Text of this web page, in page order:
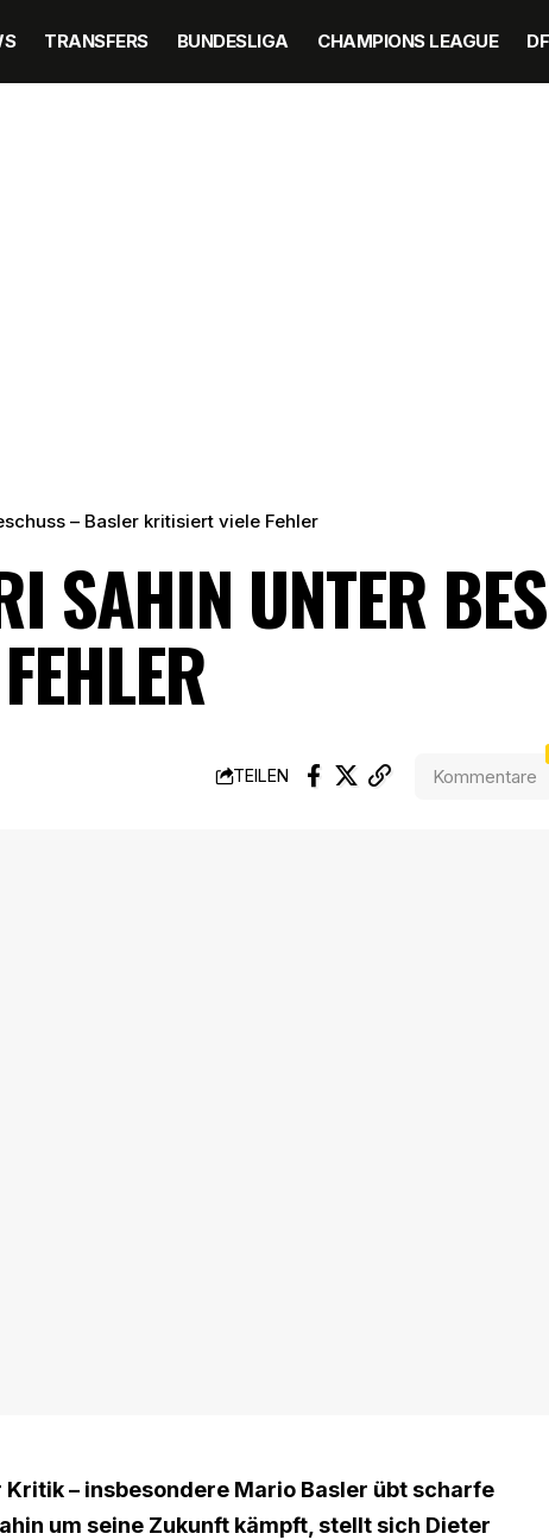
TRANSFERS BUNDESLIGA CHAMPIONS LEAGUE
– Basler kritisiert viele Fehler
SAHIN UNTER
TEILEN Kommentare
– insbesondere Mario Basler übt scharfe
um seine Zukunft kämpft, stellt sich Dieter